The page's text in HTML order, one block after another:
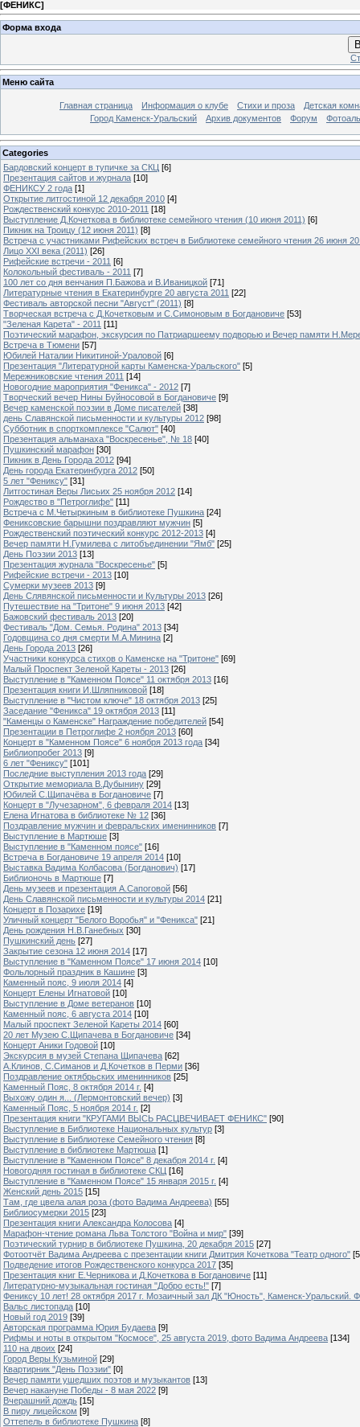
[ФЕНИКС]
Форма входа
Меню сайта
Главная страница Информация о клубе Стихи и проза
Детская
Город Каменск-Уральский
Архив документов Форум
Categories
Бардовский концерт в тупичке за СКЦ [6]
Презентация сайтов и журнала [10]
ФЕНИКСУ 2 года [1]
Открытие литгостиной 12 декабря 2010 [4]
Рождественский конкурс 2010-2011 [18]
Выступление Д.Кочеткова в библиотеке семейного чтения (10 июня 2011) [6]
Пикник на Троицу (12 июня 2011) [8]
Встреча с участниками Рифейских встреч в Библиотеке семейного чтения 26 июня
Лицо XXI века (2011) [26]
Рифейские встречи - 2011 [6]
Колокольный фестиваль - 2011 [7]
100 лет со дня венчания П.Бажова и В.Иваницкой [71]
Литературные чтения в Екатеринбурге 20 августа 2011 [22]
Фестиваль авторской песни "Август" (2011) [8]
Творческая встреча с Д.Кочетковым и С.Симоновым в Богдановиче [53]
"Зеленая Карета" - 2011 [11]
Поэтический марафон, экскурсия по Патриаршеему подворью и Вечер памяти
Встреча в Тюмени [57]
Юбилей Наталии Никитиной-Ураловой [6]
Презентация "Литературной карты Каменска-Уральского" [5]
Мережниковские чтения 2011 [14]
Новогодние мароприятия "Феникса" - 2012 [7]
Творческий вечер Нины Буйносовой в Богдановиче [9]
Вечер каменской поэзии в Доме писателей [38]
день Славянской письменности и культуры 2012 [98]
Субботник в спорткомплексе "Салют" [40]
Презентация альманаха "Воскресенье", № 18 [40]
Пушкинский марафон [30]
Пикник в День Города 2012 [94]
День города Екатеринбурга 2012 [50]
5 лет "Фениксу" [31]
Литгостиная Веры Лисьих 25 ноября 2012 [14]
Рождество в "Петроглифе" [11]
Встреча с М.Четыркиным в библиотеке Пушкина [24]
Фениксовские барышни поздравляют мужчин [5]
Рождественский поэтический конкурс 2012-2013 [4]
Вечер памяти Н.Гумилева с литобъединении "Ямб" [25]
День Поэзии 2013 [13]
Презентация журнала "Воскресенье" [5]
Рифейские встречи - 2013 [10]
Сумерки музеев 2013 [9]
День Слявянской письменности и Культуры 2013 [26]
Путешествие на "Тритоне" 9 июня 2013 [42]
Бажовский фестиваль 2013 [20]
Фестиваль "Дом. Семья. Родина" 2013 [34]
Годовщина со дня смерти М.А.Минина [2]
День Города 2013 [26]
Участники конкурса стихов о Каменске на "Тритоне" [69]
Малый Проспект Зеленой Кареты - 2013 [26]
Выступление в "Каменном Поясе" 11 октября 2013 [16]
Презентация книги И.Шляпниковой [18]
Выступление в "Чистом ключе" 18 октября 2013 [25]
Заседание "Феникса" 19 октября 2013 [11]
"Каменцы о Каменске" Награждение победителей [54]
Презентации в Петроглифе 2 ноября 2013 [60]
Концерт в "Каменном Поясе" 6 ноября 2013 года [34]
Библиопробег 2013 [9]
6 лет "Фениксу" [101]
Последние выступления 2013 года [29]
Открытие мемориала В.Дубынину [29]
Юбилей С.Щипачёва в Богдановиче [7]
Концерт в "Лучезарном", 6 февраля 2014 [13]
Елена Игнатова в библиотеке № 12 [36]
Поздравление мужчин и февральских именинников [7]
Выступление в Мартюше [3]
Выступление в "Каменном поясе" [16]
Встреча в Богдановиче 19 апреля 2014 [10]
Выставка Вадима Колбасова (Богданович) [17]
Библионочь в Мартюше [7]
День музеев и презентация А.Сапоговой [56]
День Славянской письменности и культуры 2014 [21]
Концерт в Позарихе [19]
Уличный концерт "Белого Воробья" и "Феникса" [21]
День рождения Н.В.Ганебных [30]
Пушкинский день [27]
Закрытие сезона 12 июня 2014 [17]
Выступление в "Каменном Поясе" 17 июня 2014 [10]
Фольлорный праздник в Кашине [3]
Каменный пояс, 9 июля 2014 [4]
Концерт Елены Игнатовой [10]
Выступление в Доме ветеранов [10]
Каменный пояс, 6 августа 2014 [10]
Малый проспект Зеленой Кареты 2014 [60]
20 лет Музею С.Щипачева в Богдановиче [34]
Концерт Аники Годовой [10]
Экскурсия в музей Степана Щипачева [62]
А.Клинов, С.Симанов и Д.Кочетков в Перми [36]
Поздравление октябрьских именинников [25]
Каменный Пояс, 8 октября 2014 г. [4]
Выхожу один я... (Лермонтовский вечер) [3]
Каменный Пояс, 5 ноября 2014 г. [2]
Презентация книги "КРУГАМИ ВЫСЬ РАСЦВЕЧИВАЕТ ФЕНИКС" [90]
Выступление в Библиотеке Национальных культур [3]
Выступление в Библиотеке Семейного чтения [8]
Выступление в библиотеке Мартюша [1]
Выступление в "Каменном Поясе" 8 декабря 2014 г. [4]
Новогодняя гостиная в библиотеке СКЦ [16]
Выступление в "Каменном Поясе" 15 января 2015 г. [4]
Женский день 2015 [15]
Там, где цвела алая роза (фото Вадима Андреева) [55]
Библиосумерки 2015 [23]
Презентация книги Александра Колосова [4]
Марафон-чтение романа Льва Толстого "Война и мир" [39]
Поэтический турнир в библиотеке Пушкина, 20 декабря 2015 [27]
Фотоотчёт Вадима Андреева с презентации книги Дмитрия Кочеткова "Театр одного"
Подведение итогов Рождественского конкурса 2017 [35]
Презентация книг Е.Черникова и Д.Кочеткова в Богдановиче [11]
Литературно-музыкальная гостиная "Добро есть!" [7]
Фениксу 10 лет! 28 октября 2017 г. Мозаичный зал ДК "Юность", Каменск-Уральский.
Вальс листопада [10]
Новый год 2019 [39]
Авторская программа Юрия Будаева [9]
Рифмы и ноты в открытом "Космосе", 25 августа 2019, фото Вадима Андреева [134]
110 на двоих [24]
Город Веры Кузьминой [29]
Квартирник "День Поэзии" [0]
Вечер памяти ушедших поэтов и музыкантов [13]
Вечер накануне Победы - 8 мая 2022 [9]
Вчерашний дождь [15]
В пиру лицейском [9]
Оттепель в библиотеке Пушкина [8]